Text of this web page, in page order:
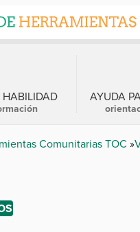
AYUDA
Comunitarias TOC